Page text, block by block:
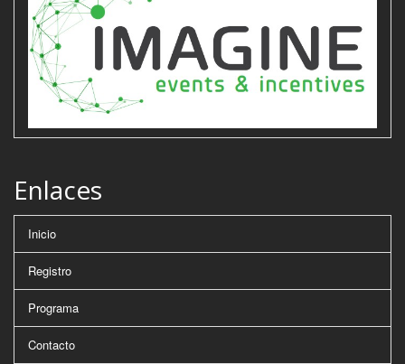
Enlaces
Inicio
Registro
Programa
Contacto